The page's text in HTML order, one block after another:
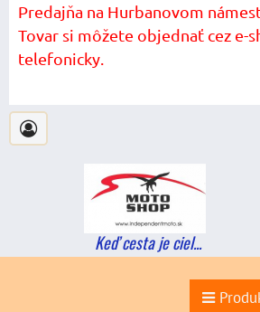
Predajňa na Hurbanovom
Tovar si môžete objednať cez e-
telefonicky.
Keď cesta je ciel...